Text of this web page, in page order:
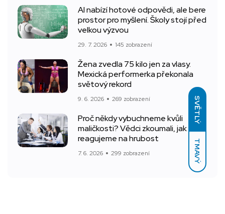
SVĚTLÝ
TMAVÝ
AI nabízí hotové odpovědi, ale bere
prostor pro myšlení. Školy stojí před
velkou výzvou
29. 7. 2026 145 zobrazení
Žena zvedla 75 kilo jen za vlasy.
Mexická performerka překonala
světový rekord
9. 6. 2026 269 zobrazení
Proč někdy vybuchneme kvůli
maličkosti? Vědci zkoumali, jak
reagujeme na hrubost
7. 6. 2026 299 zobrazení